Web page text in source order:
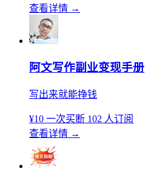
查看详情 →
阿文写作副业变现手册
写出来就能挣钱
¥10 一次买断 102 人订阅
查看详情 →